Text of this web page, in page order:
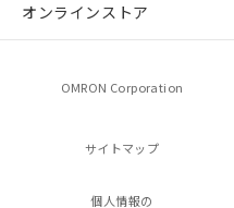
オンラインストア
OMRON Corporation
サイトマップ
個人情報の